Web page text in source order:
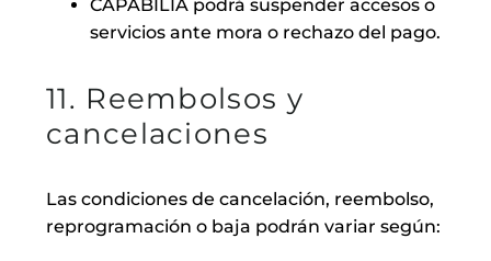
CAPABILIA podrá suspender accesos o
servicios ante mora o rechazo del pago.
11. Reembolsos y
cancelaciones
Las condiciones de cancelación, reembolso,
reprogramación o baja podrán variar según: